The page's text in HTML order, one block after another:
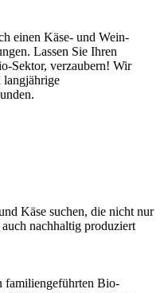
einen Käse- und Wein-
Lassen Sie Ihren
Sektor, verzaubern! Wir
langjährige
Käse suchen, die nicht nur
nachhaltig produziert
familiengeführten Bio-